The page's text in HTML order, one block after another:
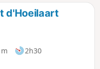
d'Hoeilaart
2h30